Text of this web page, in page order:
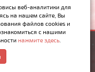
офертой,
веб-аналитики для
на нашем сайте, Вы
файлов cookies и
с нашими
нажмите здесь